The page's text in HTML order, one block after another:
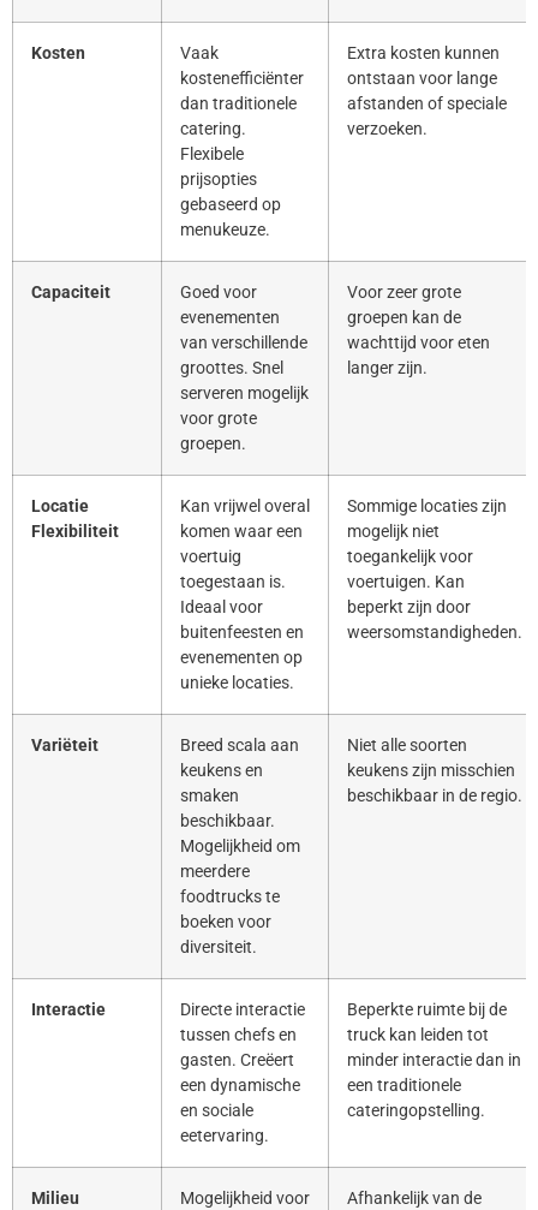
Kosten
Vaak
kostenefficiënter
dan traditionele
catering.
Flexibele
prijsopties
gebaseerd op
menukeuze.
Extra kosten kunnen
ontstaan voor lange
afstanden of speciale
verzoeken.
Capaciteit
Goed voor
evenementen
van verschillende
groottes. Snel
serveren mogelijk
voor grote
groepen.
Voor zeer grote
groepen kan de
wachttijd voor eten
langer zijn.
Locatie
Flexibiliteit
Kan vrijwel overal
komen waar een
voertuig
toegestaan is.
Ideaal voor
buitenfeesten en
evenementen op
unieke locaties.
Sommige locaties zijn
mogelijk niet
toegankelijk voor
voertuigen. Kan
beperkt zijn door
weersomstandigheden.
Variëteit
Breed scala aan
keukens en
smaken
beschikbaar.
Mogelijkheid om
meerdere
foodtrucks te
boeken voor
diversiteit.
Niet alle soorten
keukens zijn misschien
beschikbaar in de regio.
Interactie
Directe interactie
tussen chefs en
gasten. Creëert
een dynamische
en sociale
eetervaring.
Beperkte ruimte bij de
truck kan leiden tot
minder interactie dan in
een traditionele
cateringopstelling.
Milieu
Mogelijkheid voor
Afhankelijk van de